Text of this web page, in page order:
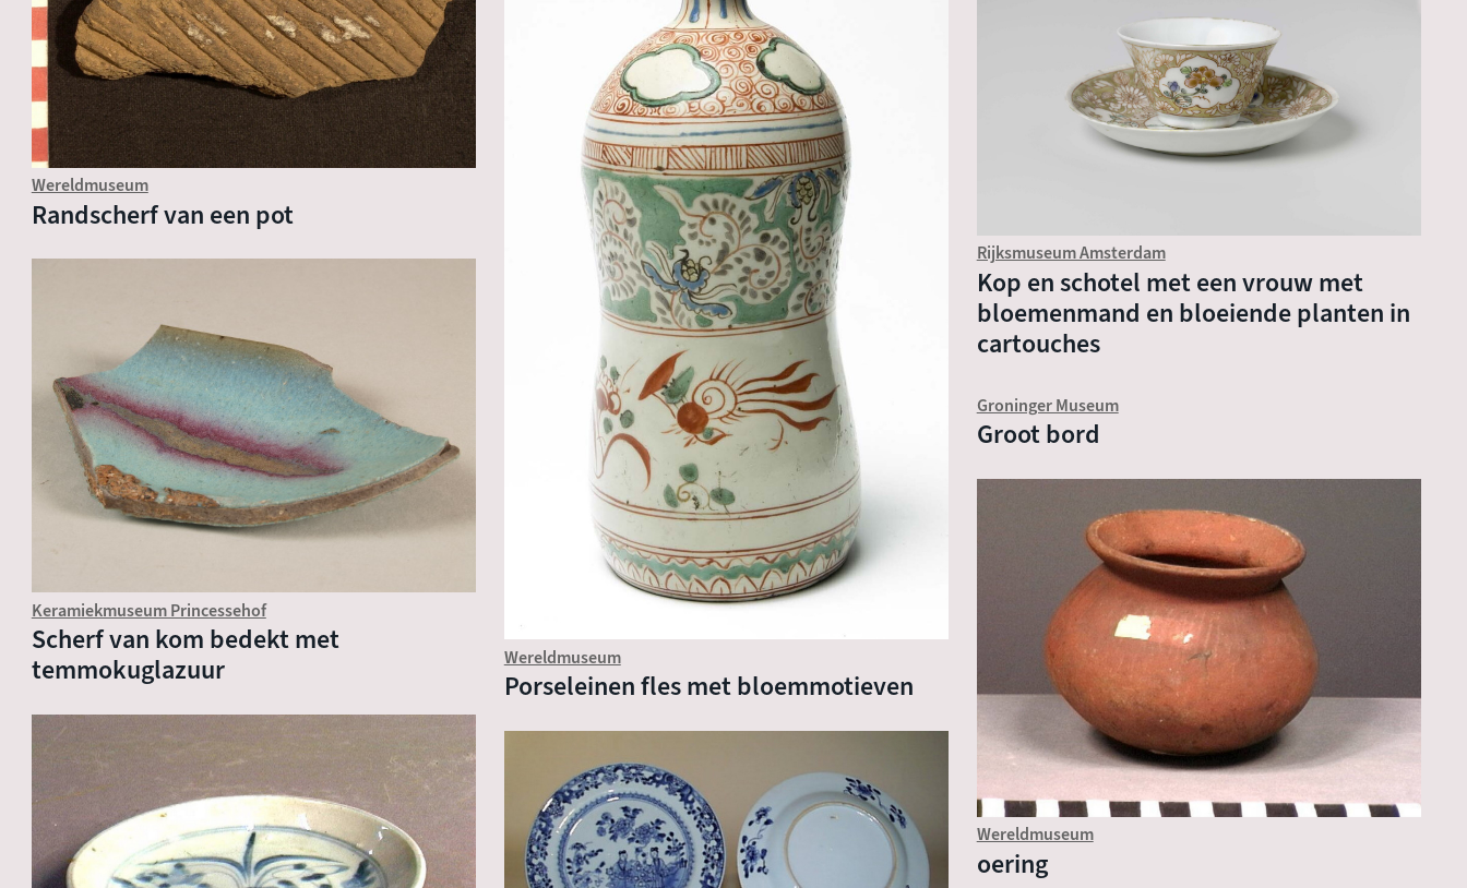
Wereldmuseum
Randscherf van een pot
Wereldmuseum
Porseleinen fles met bloemmotieven
Rijksmuseum Amsterdam
Kop en schotel met een vrouw met
bloemenmand en bloeiende planten in
cartouches
Keramiekmuseum Princessehof
Scherf van kom bedekt met
temmokuglazuur
Groninger Museum
Groot bord
Wereldmuseum
oering